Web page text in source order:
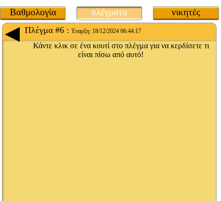
Βαθμολογία πλέγματα νικητές
Πλέγμα #6 :Έναρξη: 18/12/2024 06:44:17
Κάντε κλικ σε ένα κουτί στο πλέγμα για να κερδίσετε τι
είναι πίσω από αυτό!